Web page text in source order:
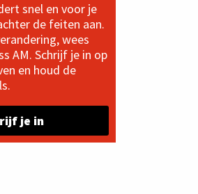
snel en voor je
de feiten aan.
wees
AM. Schrijf je in op
en houd de
je in